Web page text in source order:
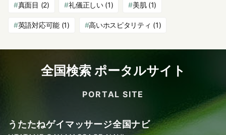
真面目 (2) 礼儀正しい(1) 美肌(1)
英語対応可能(1) 高いホスピタリティ (1)
全国検索 ポータルサイト
PORTAL SITE
うたたねゲイマッサージ全国ナビ